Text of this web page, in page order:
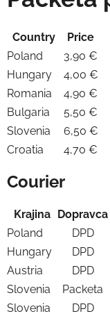
Country
Price
Poland
3,90 €
Hungary
4,00 €
Romania
4,90 €
Bulgaria
5,50 €
Slovenia
6,50 €
Croatia
4,70 €
Courier
Krajina Dopravca
Poland
DPD
Hungary
DPD
Austria
DPD
Slovenia
Packeta
Slovenia
DPD